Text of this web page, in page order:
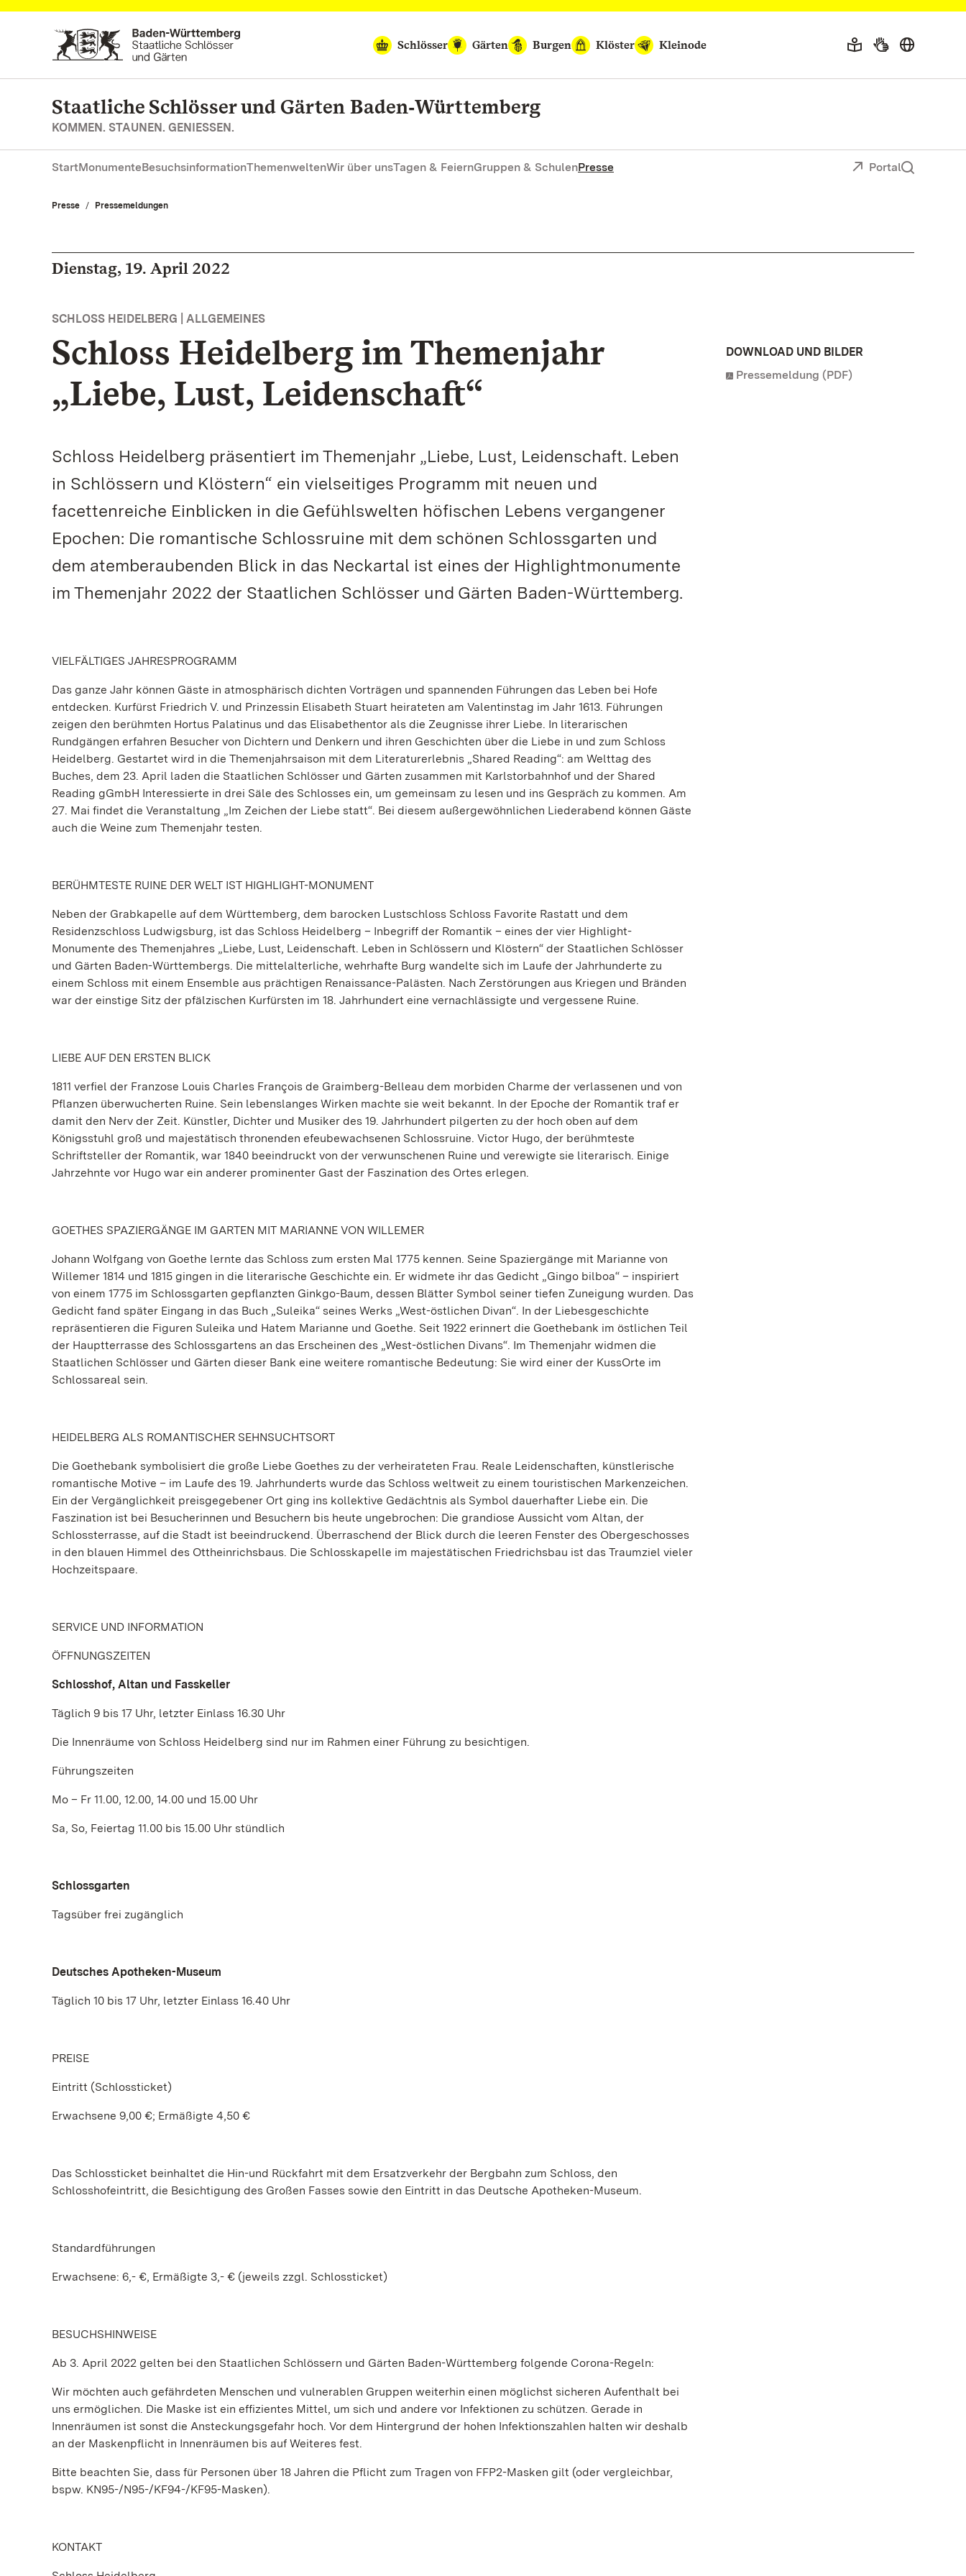
Zum Hauptinhalt springen
Schlösser
Gärten Burgen Klöster Kleinode
Staatliche Schlösser und Gärten Baden‑Württemberg
KOMMEN. STAUNEN. GENIESSEN.
StartMonumenteBesuchsinformationThemenweltenWir über unsTagen & FeiernGruppen & SchulenPresse Portal
Presse Pressemeldungen
Dienstag, 19. April 2022
SCHLOSS HEIDELBERG | ALLGEMEINES
Schloss Heidelberg im Themenjahr
„Liebe, Lust, Leidenschaft“
Schloss Heidelberg präsentiert im Themenjahr „Liebe, Lust, Leidenschaft. Leben
in Schlössern und Klöstern“ ein vielseitiges Programm mit neuen und
facettenreiche Einblicken in die Gefühlswelten höfischen Lebens vergangener
Epochen: Die romantische Schlossruine mit dem schönen Schlossgarten und
dem atemberaubenden Blick in das Neckartal ist eines der Highlightmonumente
im Themenjahr 2022 der Staatlichen Schlösser und Gärten Baden-Württemberg.
VIELFÄLTIGES JAHRESPROGRAMM
Das ganze Jahr können Gäste in atmosphärisch dichten Vorträgen und spannenden Führungen das Leben bei Hofe
entdecken. Kurfürst Friedrich V. und Prinzessin Elisabeth Stuart heirateten am Valentinstag im Jahr 1613. Führungen
zeigen den berühmten Hortus Palatinus und das Elisabethentor als die Zeugnisse ihrer Liebe. In literarischen
Rundgängen erfahren Besucher von Dichtern und Denkern und ihren Geschichten über die Liebe in und zum Schloss
Heidelberg. Gestartet wird in die Themenjahrsaison mit dem Literaturerlebnis „Shared Reading“: am Welttag des
Buches, dem 23. April laden die Staatlichen Schlösser und Gärten zusammen mit Karlstorbahnhof und der Shared
Reading gGmbH Interessierte in drei Säle des Schlosses ein, um gemeinsam zu lesen und ins Gespräch zu kommen. Am
27. Mai findet die Veranstaltung „Im Zeichen der Liebe statt“. Bei diesem außergewöhnlichen Liederabend können Gäste
auch die Weine zum Themenjahr testen.
BERÜHMTESTE RUINE DER WELT IST HIGHLIGHT-MONUMENT
Neben der Grabkapelle auf dem Württemberg, dem barocken Lustschloss Schloss Favorite Rastatt und dem
Residenzschloss Ludwigsburg, ist das Schloss Heidelberg – Inbegriff der Romantik – eines der vier Highlight-
Monumente des Themenjahres „Liebe, Lust, Leidenschaft. Leben in Schlössern und Klöstern“ der Staatlichen Schlösser
und Gärten Baden-Württembergs. Die mittelalterliche, wehrhafte Burg wandelte sich im Laufe der Jahrhunderte zu
einem Schloss mit einem Ensemble aus prächtigen Renaissance-Palästen. Nach Zerstörungen aus Kriegen und Bränden
war der einstige Sitz der pfälzischen Kurfürsten im 18. Jahrhundert eine vernachlässigte und vergessene Ruine.
LIEBE AUF DEN ERSTEN BLICK
1811 verfiel der Franzose Louis Charles François de Graimberg-Belleau dem morbiden Charme der verlassenen und von
Pflanzen überwucherten Ruine. Sein lebenslanges Wirken machte sie weit bekannt. In der Epoche der Romantik traf er
damit den Nerv der Zeit. Künstler, Dichter und Musiker des 19. Jahrhundert pilgerten zu der hoch oben auf dem
Königsstuhl groß und majestätisch thronenden efeubewachsenen Schlossruine. Victor Hugo, der berühmteste
Schriftsteller der Romantik, war 1840 beeindruckt von der verwunschenen Ruine und verewigte sie literarisch. Einige
Jahrzehnte vor Hugo war ein anderer prominenter Gast der Faszination des Ortes erlegen.
GOETHES SPAZIERGÄNGE IM GARTEN MIT MARIANNE VON WILLEMER
Johann Wolfgang von Goethe lernte das Schloss zum ersten Mal 1775 kennen. Seine Spaziergänge mit Marianne von
Willemer 1814 und 1815 gingen in die literarische Geschichte ein. Er widmete ihr das Gedicht „Gingo bilboa“ – inspiriert
von einem 1775 im Schlossgarten gepflanzten Ginkgo-Baum, dessen Blätter Symbol seiner tiefen Zuneigung wurden. Das
Gedicht fand später Eingang in das Buch „Suleika“ seines Werks „West-östlichen Divan“. In der Liebesgeschichte
repräsentieren die Figuren Suleika und Hatem Marianne und Goethe. Seit 1922 erinnert die Goethebank im östlichen Teil
der Hauptterrasse des Schlossgartens an das Erscheinen des „West-östlichen Divans“. Im Themenjahr widmen die
Staatlichen Schlösser und Gärten dieser Bank eine weitere romantische Bedeutung: Sie wird einer der KussOrte im
Schlossareal sein.
HEIDELBERG ALS ROMANTISCHER SEHNSUCHTSORT
Die Goethebank symbolisiert die große Liebe Goethes zu der verheirateten Frau. Reale Leidenschaften, künstlerische
romantische Motive – im Laufe des 19. Jahrhunderts wurde das Schloss weltweit zu einem touristischen Markenzeichen.
Ein der Vergänglichkeit preisgegebener Ort ging ins kollektive Gedächtnis als Symbol dauerhafter Liebe ein. Die
Faszination ist bei Besucherinnen und Besuchern bis heute ungebrochen: Die grandiose Aussicht vom Altan, der
Schlossterrasse, auf die Stadt ist beeindruckend. Überraschend der Blick durch die leeren Fenster des Obergeschosses
in den blauen Himmel des Ottheinrichsbaus. Die Schlosskapelle im majestätischen Friedrichsbau ist das Traumziel vieler
Hochzeitspaare.
SERVICE UND INFORMATION
ÖFFNUNGSZEITEN
Schlosshof, Altan und Fasskeller
Täglich 9 bis 17 Uhr, letzter Einlass 16.30 Uhr
Die Innenräume von Schloss Heidelberg sind nur im Rahmen einer Führung zu besichtigen.
Führungszeiten
Mo – Fr 11.00, 12.00, 14.00 und 15.00 Uhr
Sa, So, Feiertag 11.00 bis 15.00 Uhr stündlich
Schlossgarten
Tagsüber frei zugänglich
Deutsches Apotheken-Museum
Täglich 10 bis 17 Uhr, letzter Einlass 16.40 Uhr
PREISE
Eintritt (Schlossticket)
Erwachsene 9,00 €; Ermäßigte 4,50 €
Das Schlossticket beinhaltet die Hin-und Rückfahrt mit dem Ersatzverkehr der Bergbahn zum Schloss, den
Schlosshofeintritt, die Besichtigung des Großen Fasses sowie den Eintritt in das Deutsche Apotheken-Museum.
Standardführungen
Erwachsene: 6,- €, Ermäßigte 3,- € (jeweils zzgl. Schlossticket)
BESUCHSHINWEISE
Ab 3. April 2022 gelten bei den Staatlichen Schlössern und Gärten Baden-Württemberg folgende Corona-Regeln:
Wir möchten auch gefährdeten Menschen und vulnerablen Gruppen weiterhin einen möglichst sicheren Aufenthalt bei
uns ermöglichen. Die Maske ist ein effizientes Mittel, um sich und andere vor Infektionen zu schützen. Gerade in
Innenräumen ist sonst die Ansteckungsgefahr hoch. Vor dem Hintergrund der hohen Infektionszahlen halten wir deshalb
an der Maskenpflicht in Innenräumen bis auf Weiteres fest.
Bitte beachten Sie, dass für Personen über 18 Jahren die Pflicht zum Tragen von FFP2-Masken gilt (oder vergleichbar,
bspw. KN95-/N95-/KF94-/KF95-Masken).
KONTAKT
DOWNLOAD UND BILDER
Pressemeldung (PDF)